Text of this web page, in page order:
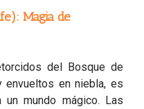
Magia de
del Bosque de
envueltos en niebla, es
mundo mágico. Las